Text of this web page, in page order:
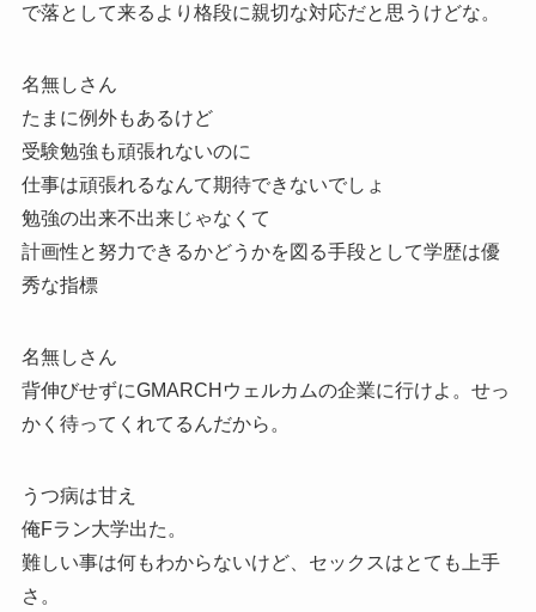
で落として来るより格段に親切な対応だと思うけどな。
名無しさん
たまに例外もあるけど
受験勉強も頑張れないのに
仕事は頑張れるなんて期待できないでしょ
勉強の出来不出来じゃなくて
計画性と努力できるかどうかを図る手段として学歴は優
秀な指標
名無しさん
背伸びせずにGMARCHウェルカムの企業に行けよ。せっ
かく待ってくれてるんだから。
うつ病は甘え
俺Fラン大学出た。
難しい事は何もわからないけど、セックスはとても上手
さ。